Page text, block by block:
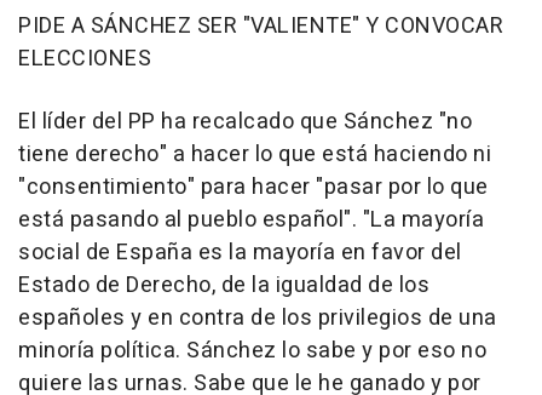
PIDE A SÁNCHEZ SER "VALIENTE" Y CONVOCAR
ELECCIONES
El líder del PP ha recalcado que Sánchez "no
tiene derecho" a hacer lo que está haciendo ni
"consentimiento" para hacer "pasar por lo que
está pasando al pueblo español". "La mayoría
social de España es la mayoría en favor del
Estado de Derecho, de la igualdad de los
españoles y en contra de los privilegios de una
minoría política. Sánchez lo sabe y por eso no
quiere las urnas. Sabe que le he ganado y por